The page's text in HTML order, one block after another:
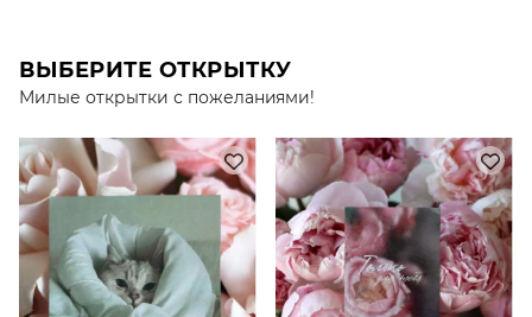
ВЫБЕРИТЕ ОТКРЫТКУ
Милые открытки с пожеланиями!